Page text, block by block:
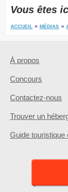
Vous êtes
ACCUEIL MÉDIAS
À propos
Concours
Contactez-nous
Trouver un
Guide touristique